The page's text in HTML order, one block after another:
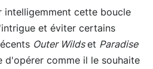
intelligemment cette boucle
et éviter certains
Outer Wildset Paradise
d'opérer comme il le souhaite